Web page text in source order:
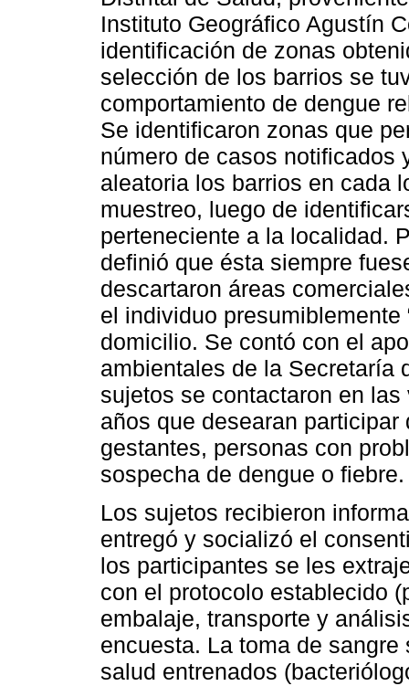
Instituto Geográfico Agustín
identificación de zonas
selección de los barrios se
comportamiento de dengue
Se identificaron zonas que
número de casos notificados
aleatoria los barrios en cada
muestreo, luego de
perteneciente a la localidad.
definió que ésta siempre
descartaron áreas
el individuo presumiblemente
domicilio. Se contó con el
ambientales de la Secretaría
sujetos se contactaron en
años que desearan
gestantes, personas con
sospecha de dengue o fiebre.
Los sujetos recibieron
entregó y socializó el
los participantes se les
con el protocolo establecido
embalaje, transporte y
encuesta. La toma de
salud entrenados